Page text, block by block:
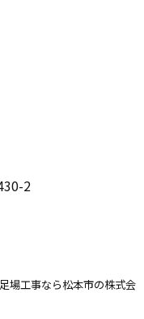
2
場工事なら松本市の株式会